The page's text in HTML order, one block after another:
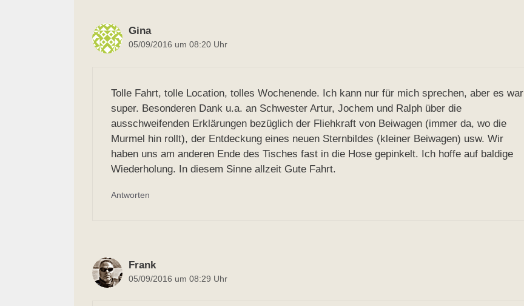
Gina
05/09/2016 um 08:20 Uhr
Tolle Fahrt, tolle Location, tolles Wochenende. Ich kann nur für mich sprechen, aber es war
super. Besonderen Dank u.a. an Schwester Artur, Jochem und Ralph über die
ausschweifenden Erklärungen bezüglich der Fliehkraft von Beiwagen (immer da, wo die
Murmel hin rollt), der Entdeckung eines neuen Sternbildes (kleiner Beiwagen) usw. Wir
haben uns am anderen Ende des Tisches fast in die Hose gepinkelt. Ich hoffe auf baldige
Wiederholung. In diesem Sinne allzeit Gute Fahrt.
Antworten
Frank
05/09/2016 um 08:29 Uhr